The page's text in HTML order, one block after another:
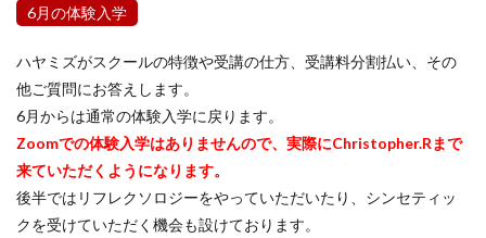
6月の体験入学
ハヤミズがスクールの特徴や受講の仕方、受講料分割払い、その
他ご質問にお答えします。
6月からは通常の体験入学に戻ります。
Zoomでの体験入学はありませんので、実際にChristopher.Rまで
来ていただくようになります。
後半ではリフレクソロジーをやっていただいたり、シンセティッ
クを受けていただく機会も設けております。